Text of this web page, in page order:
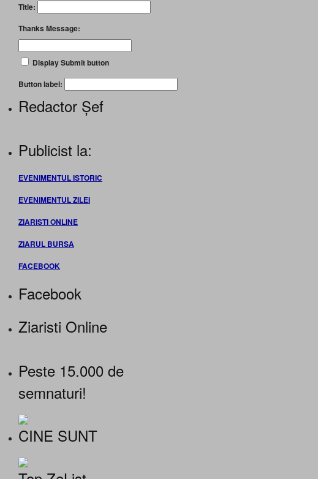
Title:
Thanks Message:
Display Submit button
Button label:
Redactor Șef
Publicist la:
EVENIMENTUL ISTORIC
EVENIMENTUL ZILEI
ZIARISTI ONLINE
ZIARUL BURSA
FACEBOOK
Facebook
Ziaristi Online
Peste 15.000 de
semnaturi!
CINE SUNT